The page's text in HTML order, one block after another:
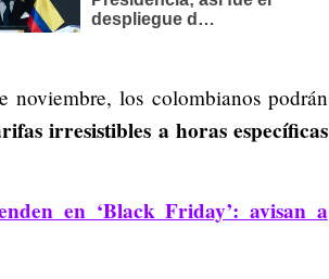
los colombianos podrán
irresistibles a horas específicas
en ‘Black Friday’: avisan a